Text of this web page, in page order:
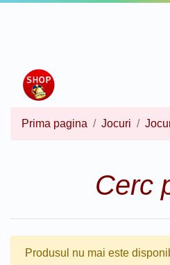
Prima pagina Jocuri
Cerc
Produsul nu mai este